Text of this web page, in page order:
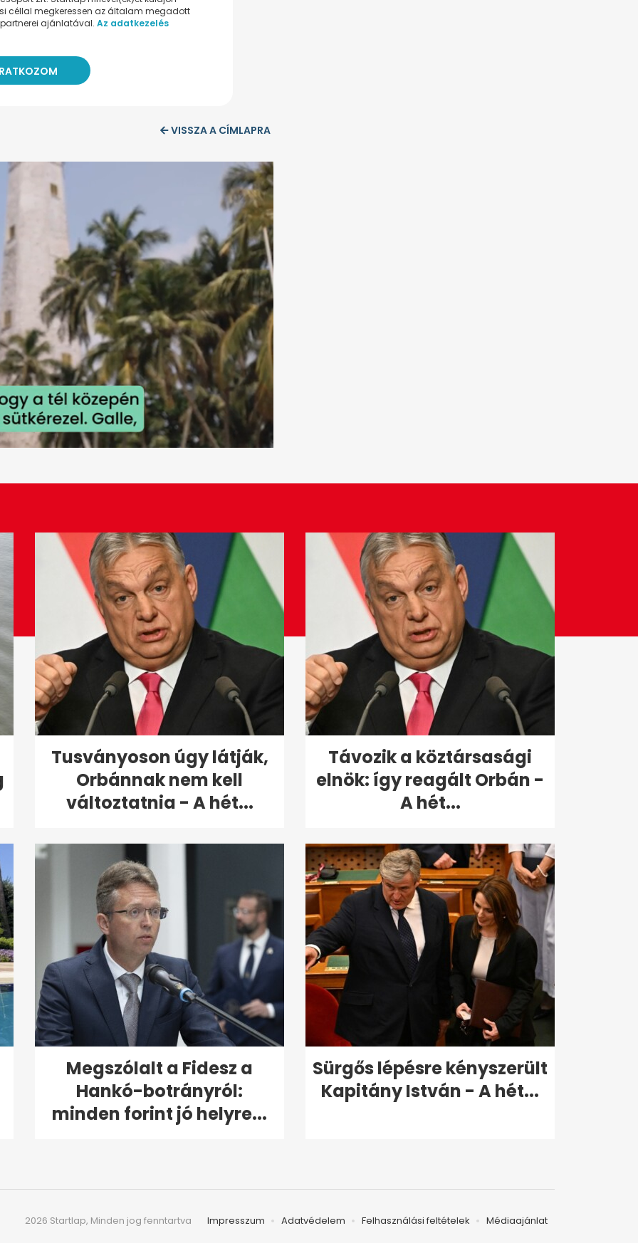
céllal megkeressen az általam megadott
ajánlatával. Az adatkezelés
VISSZA A CÍMLAPRA
Tusványoson úgy látják,
Orbánnak nem kell
változtatnia - A hét...
Távozik a köztársasági
elnök: így reagált Orbán -
A hét...
Megszólalt a Fidesz a
Hankó-botrányról:
minden forint jó helyre...
Sürgős lépésre kényszerült
Kapitány István - A hét...
Impresszum Adatvédelem Felhasználási feltételek Médiaajánlat
2026 Startlap, Minden jog fenntartva